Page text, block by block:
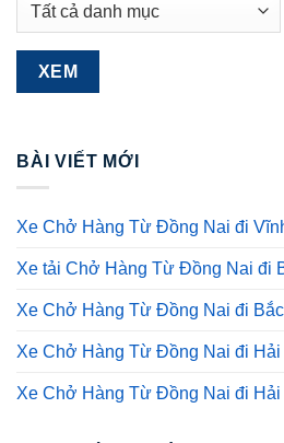
BÀI VIẾT MỚI
Xe Chở Hàng Từ Đồng Nai đi
Xe tải Chở Hàng Từ Đồng Nai đi
Xe Chở Hàng Từ Đồng Nai đi
Xe Chở Hàng Từ Đồng Nai đi
Xe Chở Hàng Từ Đồng Nai đi Hải